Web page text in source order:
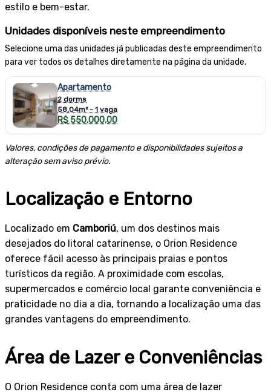
estilo e bem-estar.
Unidades disponíveis neste empreendimento
Selecione uma das unidades já publicadas deste empreendimento
para ver todos os detalhes diretamente na página da unidade.
Apartamento
2 dorms
58,04m² - 1 vaga
R$ 550.000,00
Valores, condições de pagamento e disponibilidades sujeitos a
alteração sem aviso prévio.
Localização e Entorno
Localizado em Camboriú, um dos destinos mais
desejados do litoral catarinense, o Orion Residence
oferece fácil acesso às principais praias e pontos
turísticos da região. A proximidade com escolas,
supermercados e comércio local garante conveniência e
praticidade no dia a dia, tornando a localização uma das
grandes vantagens do empreendimento.
Área de Lazer e Conveniências
O Orion Residence conta com uma área de lazer